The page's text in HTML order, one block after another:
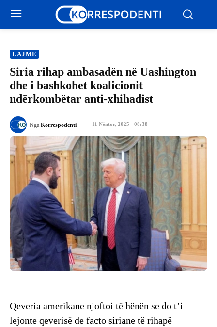
LAJME
Siria rihap ambasadën në Uashington
dhe i bashkohet koalicionit
ndërkombëtar anti-xhihadist
11 Nëntor, 2025 - 08:38
Nga Korrespodenti
Qeveria amerikane njoftoi të hënën se do t’i
lejonte qeverisë de facto siriane të rihapë